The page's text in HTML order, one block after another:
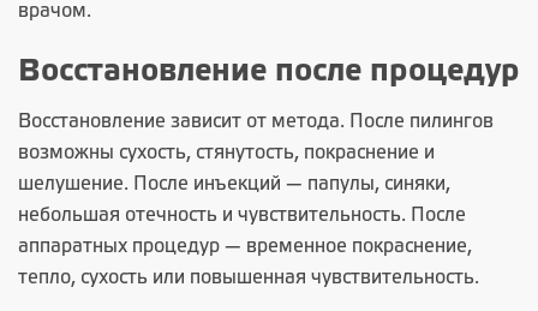
врачом.
Восстановление после процедур
Восстановление зависит от метода. После пилингов
возможны сухость, стянутость, покраснение и
шелушение. После инъекций — папулы, синяки,
небольшая отечность и чувствительность. После
аппаратных процедур — временное покраснение,
тепло, сухость или повышенная чувствительность.